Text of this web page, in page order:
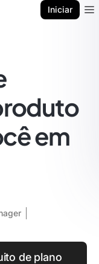
Iniciar
em
de plano